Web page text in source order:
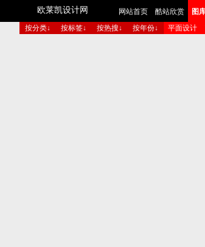
欧莱凯设计网 网站首页 酷站欣赏 图
按分类↓ 按标签↓ 按热搜↓ 按年份↓ 平面设计